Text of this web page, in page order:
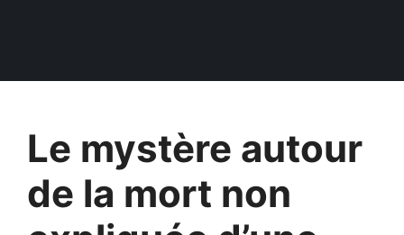
Le mystère autour
de la mort non